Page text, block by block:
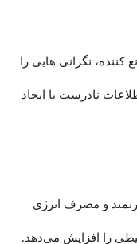
کننده، نگرانی هایی را
نادرست یا ایجاد
و مصرف انرژی
را افزایش می‌دهد.